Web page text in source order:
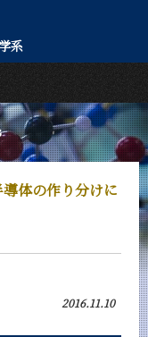
系
体の作り分けに
2016.11.10
English